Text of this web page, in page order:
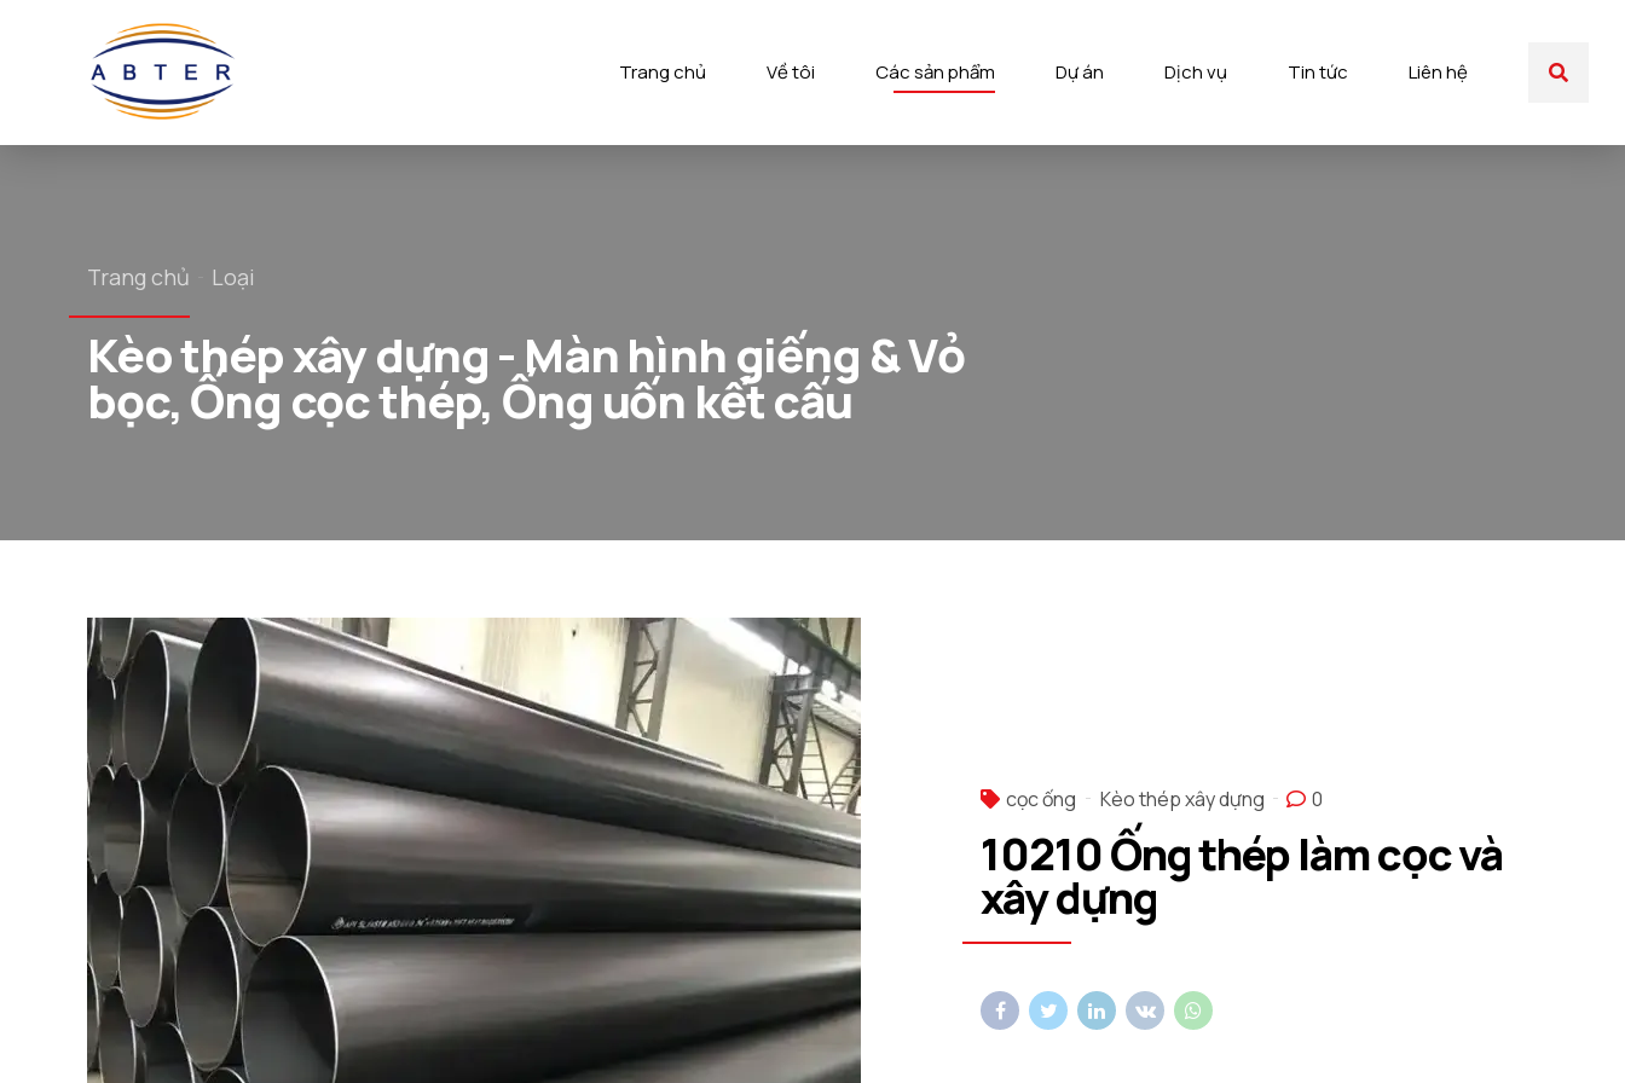
Trang chủ Về tôi Các sản phẩm Dự án Dịch vụ Tin tức Liên hệ
Trang chủ Loại
Kèo thép xây dựng - Màn hình giếng & Vỏ
bọc, Ống cọc thép, Ống uốn kết cấu
cọc ống Kèo thép xây dựng 0
10210 Ống thép làm cọc và
xây dựng